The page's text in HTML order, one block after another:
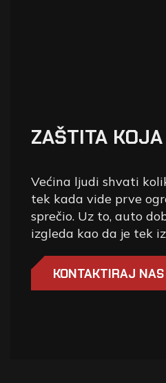
ZAŠTITA
Većina ljudi shvati
tek kada vide prve
sprečio. Uz to, auto
izgleda kao da je tek
KONTAKTIRAJ NAS